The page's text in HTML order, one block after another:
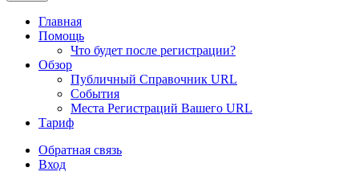
Главная
Помощь
Что будет после регистрации?
Обзор
Публичный Справочник URL
События
Места Регистраций Вашего URL
Тариф
Обратная связь
Вход